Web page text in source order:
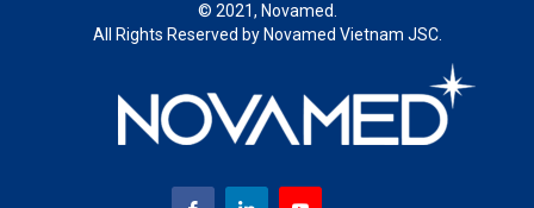
© 2021, Novamed.
All Rights Reserved by Novamed Vietnam JSC.